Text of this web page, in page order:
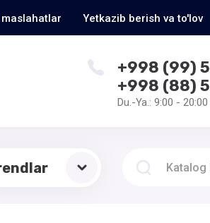
maslahatlar Yetkazib berish va to'lov
+998 (99)
+998 (88)
Du.-Ya.: 9:00 - 20:00